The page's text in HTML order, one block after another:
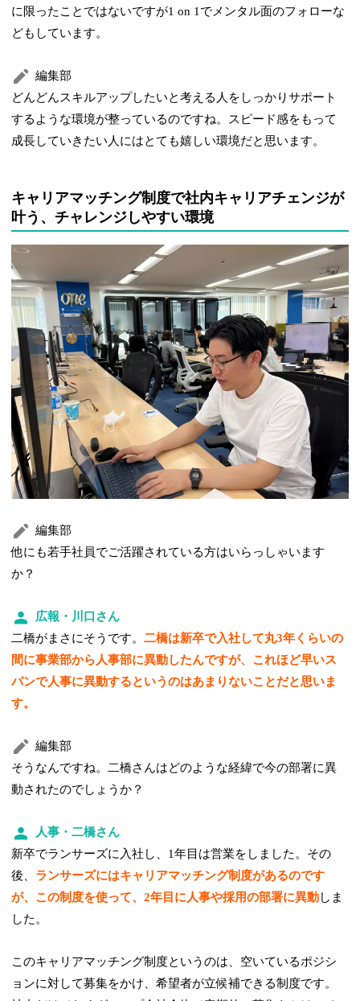
に限ったことではないですが1 on 1でメンタル面のフォローな
どもしています。
編集部
どんどんスキルアップしたいと考える人をしっかりサポート
するような環境が整っているのですね。スピード感をもって
成長していきたい人にはとても嬉しい環境だと思います。
キャリアマッチング制度で社内キャリアチェンジが
叶う、チャレンジしやすい環境
編集部
他にも若手社員でご活躍されている方はいらっしゃいます
か？
広報・川口さん
二橋がまさにそうです。二橋は新卒で入社して丸3年くらいの
間に事業部から人事部に異動したんですが、これほど早いス
パンで人事に異動するというのはあまりないことだと思いま
す。
編集部
そうなんですね。二橋さんはどのような経緯で今の部署に異
動されたのでしょうか？
人事・二橋さん
新卒でランサーズに入社し、1年目は営業をしました。その
後、 ランサーズにはキャリアマッチング制度があるのです
が、この制度を使って、2年目に人事や採用の部署に異動しま
した。
このキャリアマッチング制度というのは、空いているポジシ
ョンに対して募集をかけ、希望者が立候補できる制度です。